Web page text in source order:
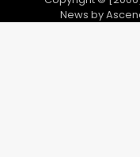
News by